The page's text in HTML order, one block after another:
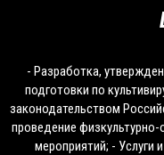
- Разработка,
подготовки по
законодательством
проведение
мероприятий; -